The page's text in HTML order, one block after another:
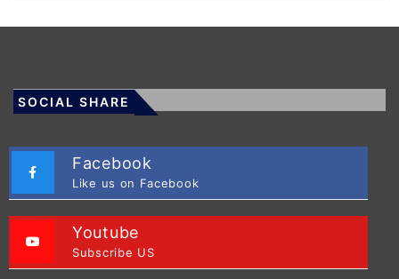
SOCIAL SHARE
Facebook
Like us on Facebook
Youtube
Subscribe US